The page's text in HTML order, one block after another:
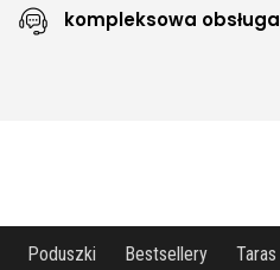
kompleksowa obsługa
Poduszki Bestsellery Taras